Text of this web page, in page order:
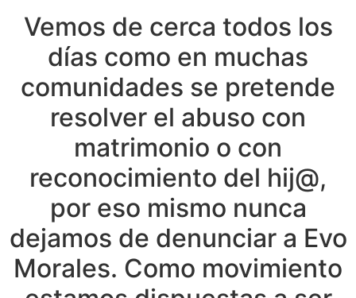
Vemos de cerca todos los
días como en muchas
comunidades se pretende
resolver el abuso con
matrimonio o con
reconocimiento del hij@,
por eso mismo nunca
dejamos de denunciar a Evo
Morales. Como movimiento